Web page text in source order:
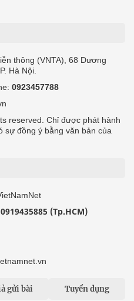
thông (VNTA), 68 Dương
Hà Nội.
0923457788
reserved. Chỉ được phát hành
sự đồng ý bằng văn bản của
0919435885 (Tp.HCM)
gửi bài Tuyển dụng